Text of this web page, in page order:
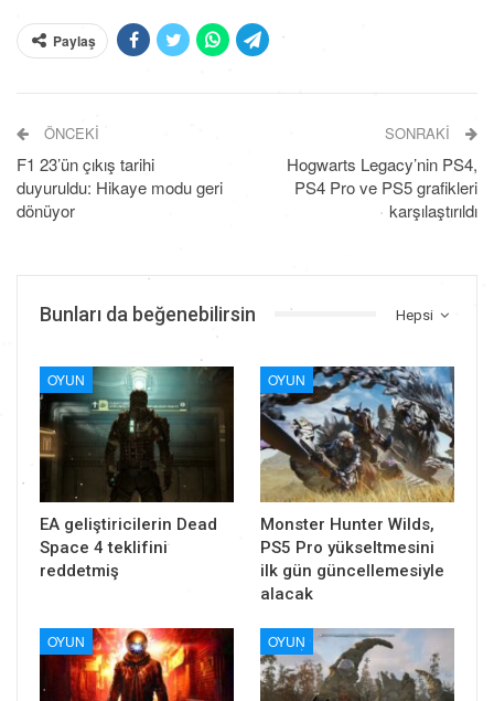
Paylaş
ÖNCEKI
F1 23’ün çıkış tarihi
duyuruldu: Hikaye modu geri
dönüyor
SONRAKI
Hogwarts Legacy’nin PS4,
PS4 Pro ve PS5 grafikleri
karşılaştırıldı
Hepsi
Bunları da beğenebilirsin
OYUN
EA geliştiricilerin Dead
Space 4 teklifini
reddetmiş
OYUN
Monster Hunter Wilds,
PS5 Pro yükseltmesini
ilk gün güncellemesiyle
alacak
OYUN OYUN